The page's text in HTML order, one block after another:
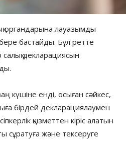
органдарына лауазымды
бастайды. Бұл ретте
салық декларациясын
күшіне енді, осыған сәйкес,
бірдей декларациялаумен
қызметтен кіріс алатын
сұратуға және тексеруге